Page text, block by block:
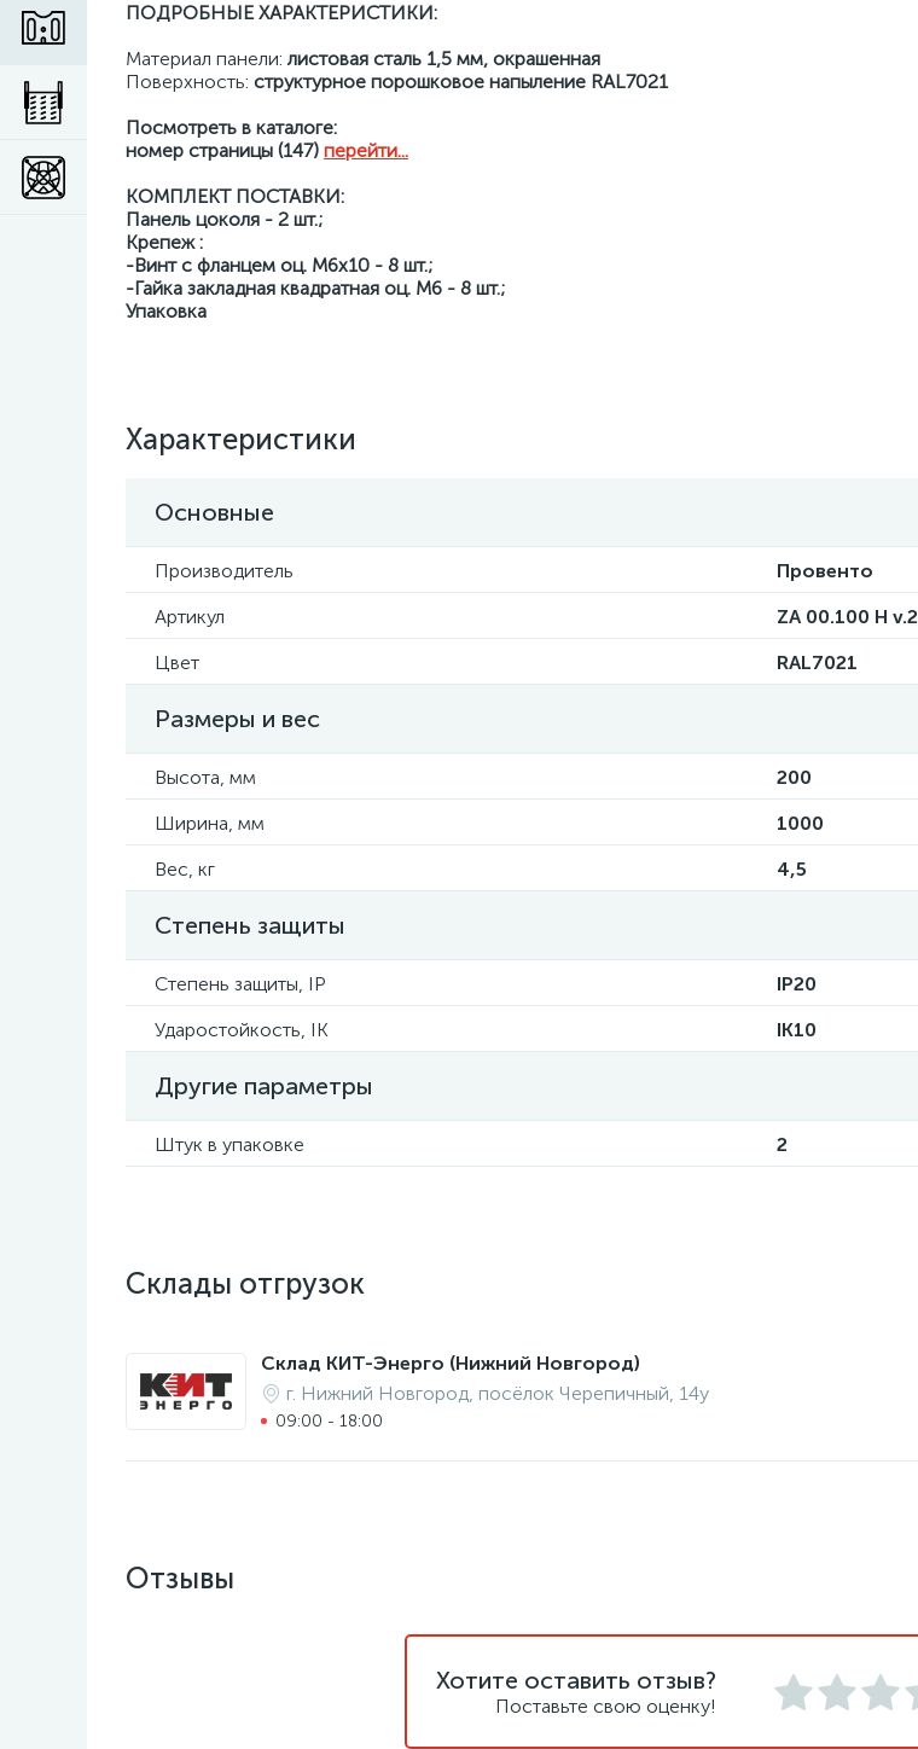
ПОДРОБНЫЕ ХАРАКТЕРИСТИКИ:
Материал панели: листовая сталь 1,5 мм, окрашенная
Поверхность: структурное порошковое напыление RAL7021
Посмотреть в каталоге:
номер страницы (147) перейти...
КОМПЛЕКТ ПОСТАВКИ:
Панель цоколя - 2 шт.;
Крепеж :
-Винт с фланцем оц. М6х10 - 8 шт.;
-Гайка закладная квадратная оц. М6 - 8 шт.;
Упаковка
Характеристики
Основные
Производитель
Провенто
Артикул
ZA 00.100 H v.2
Цвет
RAL7021
Размеры и вес
Высота, мм
200
Ширина, мм
1000
Вес, кг
4,5
Степень защиты
Степень защиты, IP
IP20
Ударостойкость, IK
IK10
Другие параметры
Штук в упаковке 2
Склады отгрузок
Склад КИТ-Энерго (Нижний Новгород)
г. Нижний Новгород, посёлок Черепичный, 14у
09:00 - 18:00
Отзывы
Хотите оставить отзыв?
Поставьте свою оценку!